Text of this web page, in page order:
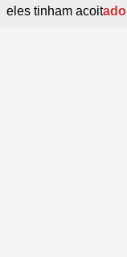
eles tinham acoitado